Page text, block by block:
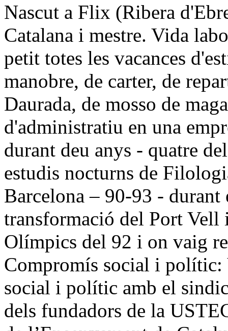
Nascut a Flix (Ribera
Catalana i mestre. Vida
petit totes les vacances
manobre, de carter, de
Daurada, de mosso de
d'administratiu en una
durant deu anys - quatre
estudis nocturns de
Barcelona – 90-93 - durant
transformació del Port Vell
Olímpics del 92 i on vaig
Compromís social i
social i polític amb el
dels fundadors de la